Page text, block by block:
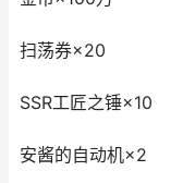
扫荡券×20
SSR工匠之锤×10
安酱的自动机×2